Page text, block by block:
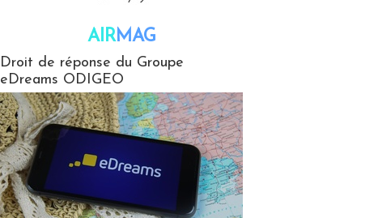
AIRMAG
Droit de réponse du Groupe
eDreams ODIGEO